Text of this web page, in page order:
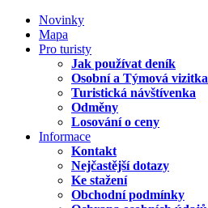
Novinky
Mapa
Pro turisty
Jak používat deník
Osobní a Týmová vizitka
Turistická návštívenka
Odměny
Losování o ceny
Informace
Kontakt
Nejčastější dotazy
Ke stažení
Obchodní podmínky